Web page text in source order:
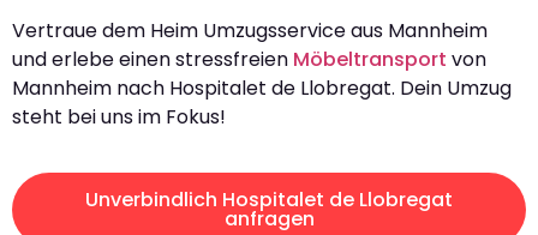
Vertraue dem Heim Umzugsservice aus Mannheim
und erlebe einen stressfreien Möbeltransport von
Mannheim nach Hospitalet de Llobregat. Dein Umzug
steht bei uns im Fokus!
Unverbindlich Hospitalet de Llobregat
anfragen